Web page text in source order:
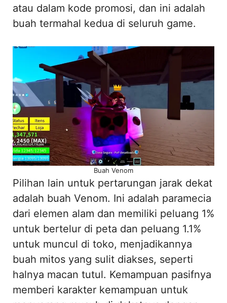
atau dalam kode promosi, dan ini adalah
buah termahal kedua di seluruh game.
Buah Venom
Pilihan lain untuk pertarungan jarak dekat
adalah buah Venom. Ini adalah paramecia
dari elemen alam dan memiliki peluang 1%
untuk bertelur di peta dan peluang 1.1%
untuk muncul di toko, menjadikannya
buah mitos yang sulit diakses, seperti
halnya macan tutul. Kemampuan pasifnya
memberi karakter kemampuan untuk